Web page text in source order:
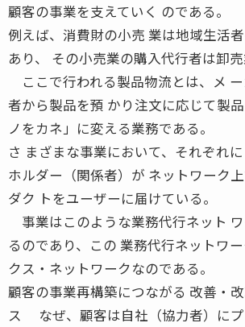
顧客の事業を支えていく のである。
例えば、消費財の小売 業は地域生活
あり、 その小売業の購入代行者は卸売
ここで行われる製品物流とは、メ
者から製品を預 かり注文に応じて製
ノをカネ」に変える業務である。
さ まざまな事業において、それぞれ
ホルダー（関係者）が ネットワーク
ダク トをユーザーに届けている。
事業はこのような業務代行ネット
るのであり、この 業務代行ネットワ
クス・ネットワークなのである。
顧客の事業再構築につながる 改善・
ス なぜ、顧客は自社（協力者）に